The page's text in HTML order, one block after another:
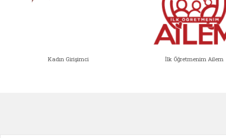
Kadın Girişimci İlk Öğretmenim Ailem